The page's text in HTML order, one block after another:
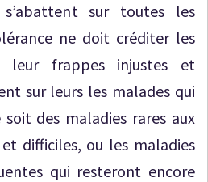
sur toutes les
ne doit créditer les
leur frappes injustes et
sur leurs les malades qui
des maladies rares aux
difficiles, ou les maladies
qui resteront encore